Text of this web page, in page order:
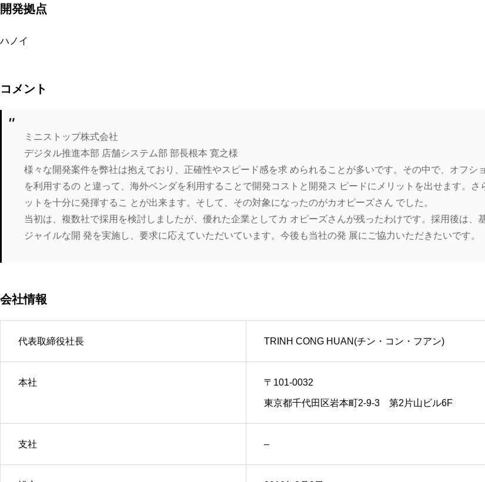
開発拠点
ハノイ
コメント
ミニストップ株式会社
デジタル推進本部 店舗システム部 部長根本 寛之様
様々な開発案件を弊社は抱えており、正確性やスピード感を求 められることが多いです。その中で、オフ
を利用するの と違って、海外ベンダを利用することで開発コストと開発ス ピードにメリットを出せます。
ットを十分に発揮するこ とが出来ます。そして、その対象になったのがカオピーズさん でした。
当初は、複数社で採用を検討しましたが、優れた企業としてカ オピーズさんが残ったわけです。採用後は
ジャイルな開 発を実施し、要求に応えていただいています。今後も当社の発 展にご協力いただきたいです。
会社情報
代表取締役社長 TRINH CONG HUAN(チン・コン・フアン)
本社 〒101-0032
東京都千代田区岩本町2-9-3 第2片山ビル6F
支社 –